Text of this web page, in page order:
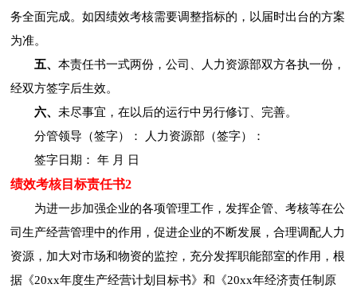
务全面完成。如因绩效考核需要调整指标的，以届时出台的方案
为准。
五、本责任书一式两份，公司、人力资源部双方各执一份，
经双方签字后生效。
六、未尽事宜，在以后的运行中另行修订、完善。
分管领导（签字）： 人力资源部（签字）：
签字日期： 年 月 日
绩效考核目标责任书2
为进一步加强企业的各项管理工作，发挥企管、考核等在公
司生产经营管理中的作用，促进企业的不断发展，合理调配人力
资源，加大对市场和物资的监控，充分发挥职能部室的作用，根
据《20xx年度生产经营计划目标书》和《20xx年经济责任制原